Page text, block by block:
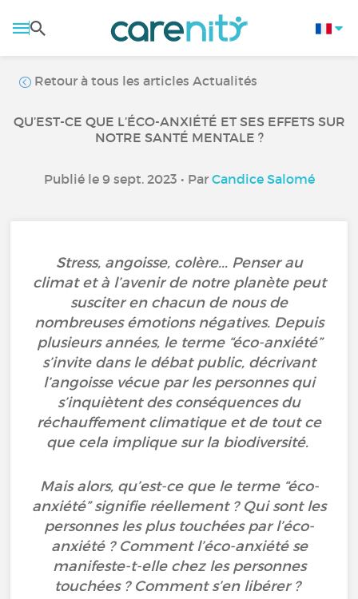
Retour à tous les articles Actualités
QU’EST-CE QUE L’ÉCO-ANXIÉTÉ ET SES EFFETS SUR
NOTRE SANTÉ MENTALE ?
Publié le 9 sept. 2023 • Par Candice Salomé
Stress, angoisse, colère... Penser au
climat et à l’avenir de notre planète peut
susciter en chacun de nous de
nombreuses émotions négatives. Depuis
plusieurs années, le terme “éco-anxiété”
s’invite dans le débat public, décrivant
l’angoisse vécue par les personnes qui
s’inquiètent des conséquences du
réchauffement climatique et de tout ce
que cela implique sur la biodiversité.
Mais alors, qu’est-ce que le terme “éco-
anxiété” signifie réellement ? Qui sont les
personnes les plus touchées par l’éco-
anxiété ? Comment l’éco-anxiété se
manifeste-t-elle chez les personnes
touchées ? Comment s’en libérer ?